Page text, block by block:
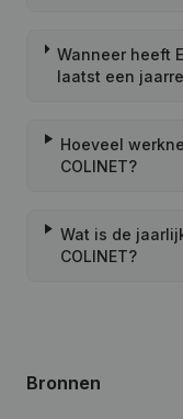
Wanneer heeft
laatst een
Hoeveel
COLINET?
Wat is de
COLINET?
Bronnen